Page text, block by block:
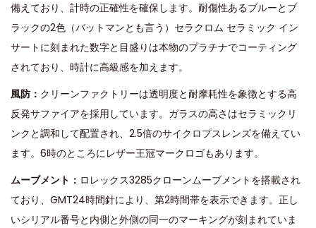
備えており、計時の正確性を確保します。耐傷性あるブルーとブ
ラックの2色（バットマンとも言う）セラクロム セラミック イン
サートに刻まれた数字と目盛りは本物のプラチナでコーティング
されており、時計に高級感を加えます。
風防： クリーンファクトリーは透明度と耐摩耗性を象徴とする高
反発サファイアを採用しています。ガラスの高さはセラミックリ
ンクと調和して配置され、2.5倍のサイクロプスレンズを備えてい
ます。6時のところにレザー王冠マークロゴもあります。
ムーブメント： ロレックス3285クローンムーブメントを搭載され
ており、GMT24時間針により、第2時間帯を表示できます。正し
いシリアル番号と内側と外側の同一のマーキングが刻まれていま